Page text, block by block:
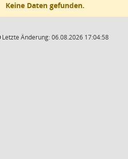
Keine Daten gefunden.
Letzte Änderung: 06.08.2026 17:04:58